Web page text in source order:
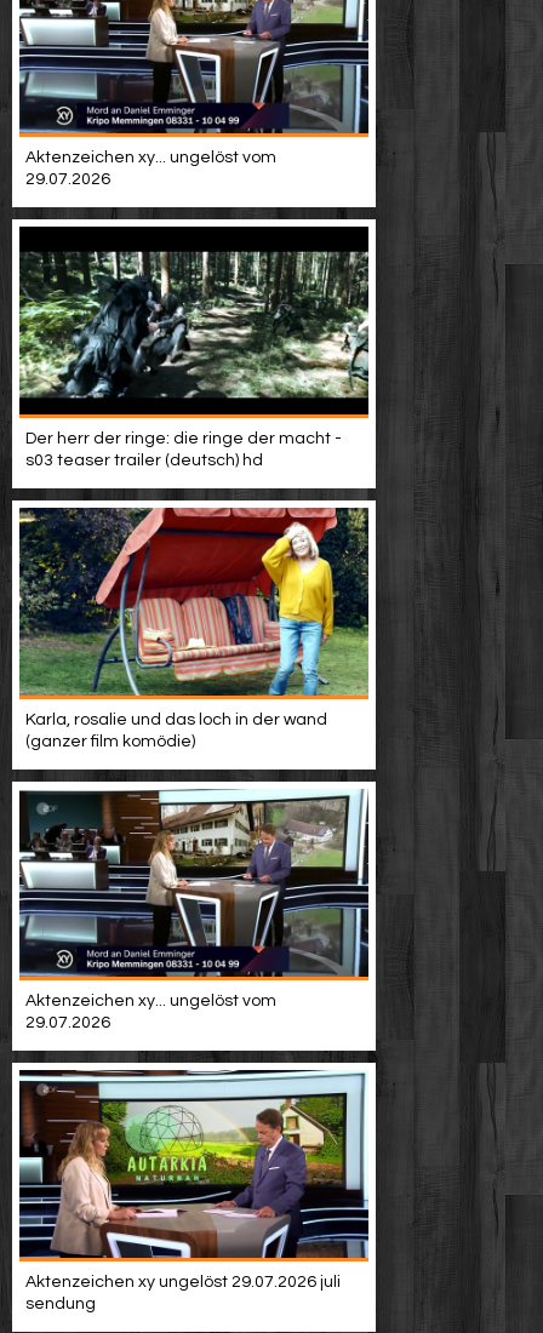
Aktenzeichen xy... ungelöst vom
29.07.2026
Der herr der ringe: die ringe der macht -
s03 teaser trailer (deutsch) hd
Karla, rosalie und das loch in der wand
(ganzer film komödie)
Aktenzeichen xy... ungelöst vom
29.07.2026
Aktenzeichen xy ungelöst 29.07.2026 juli
sendung